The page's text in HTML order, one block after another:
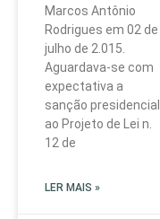
Marcos Antônio
Rodrigues em 02 de
julho de 2.015.
Aguardava-se com
expectativa a
sanção presidencial
ao Projeto de Lei n.
12 de
LER MAIS »